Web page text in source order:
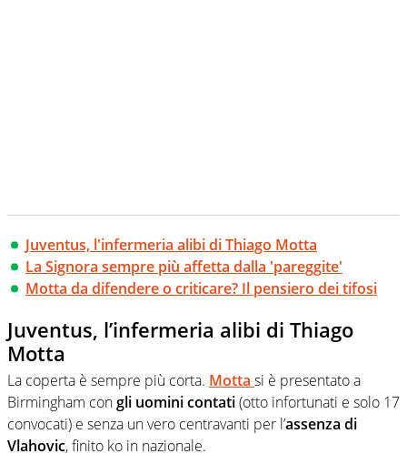
Juventus, l'infermeria alibi di Thiago Motta
La Signora sempre più affetta dalla 'pareggite'
Motta da difendere o criticare? Il pensiero dei tifosi
Juventus, l’infermeria alibi di Thiago
Motta
La coperta è sempre più corta. Motta si è presentato a
Birmingham congli uomini contati(otto infortunati e solo 17
convocati) e senza un vero centravanti per l’assenza di
Vlahovic, finito ko in nazionale.